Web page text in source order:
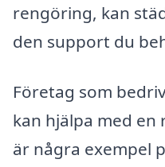
rengöring, kan
den support du
Företag som
kan hjälpa med en
är några exempel